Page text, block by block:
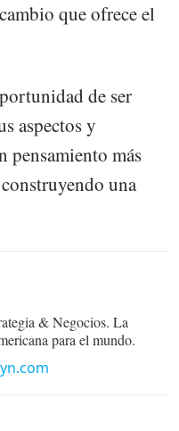
que ofrece el
de ser
aspectos y
pensamiento más
una
& Negocios. La
para el mundo.